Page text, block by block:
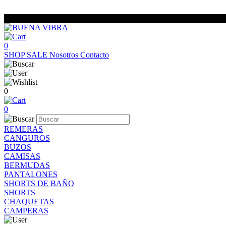
0
SHOP SALE Nosotros Contacto
0
0
REMERAS
CANGUROS
BUZOS
CAMISAS
BERMUDAS
PANTALONES
SHORTS DE BAÑO
SHORTS
CHAQUETAS
CAMPERAS